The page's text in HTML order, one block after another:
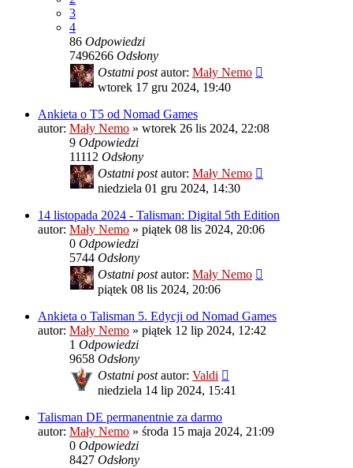
3
4
86 Odpowiedzi
7496266 Odsłony
Ostatni postautor: Mały Nemo
wtorek 17 gru 2024, 19:40
Ankieta o T5 od Nomad Games
autor: Mały Nemo » wtorek 26 lis 2024, 22:08
9 Odpowiedzi
11112 Odsłony
Ostatni postautor: Mały Nemo
niedziela 01 gru 2024, 14:30
14 listopada 2024 - Talisman: Digital 5th Edition
autor: Mały Nemo » piątek 08 lis 2024, 20:06
0 Odpowiedzi
5744 Odsłony
Ostatni postautor: Mały Nemo
piątek 08 lis 2024, 20:06
Ankieta o Talisman 5. Edycji od Nomad Games
autor: Mały Nemo » piątek 12 lip 2024, 12:42
1 Odpowiedzi
9658 Odsłony
Ostatni postautor: Valdi
niedziela 14 lip 2024, 15:41
Talisman DE permanentnie za darmo
autor: Mały Nemo » środa 15 maja 2024, 21:09
0 Odpowiedzi
8427 Odsłony